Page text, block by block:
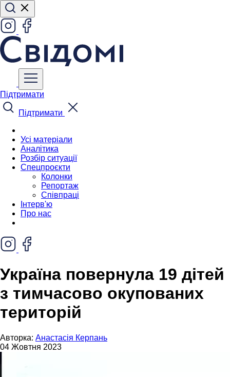
Підтримати
Підтримати
Усі матеріали
Аналітика
Розбір ситуації
Спецпроєкти
Колонки
Репортаж
Співпраці
Інтерв'ю
Про нас
Україна повернула 19 дітей
з тимчасово окупованих
територій
Авторка: Анастасія Керпань
04 Жовтня 2023